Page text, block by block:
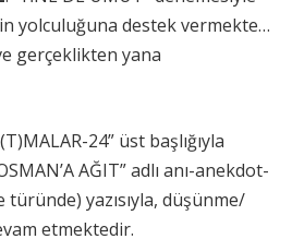
yolculuğuna destek vermekte…
gerçeklikten yana
24” üst başlığıyla
AĞIT” adlı anı-anekdot-
türünde) yazısıyla, düşünme/
etmektedir.